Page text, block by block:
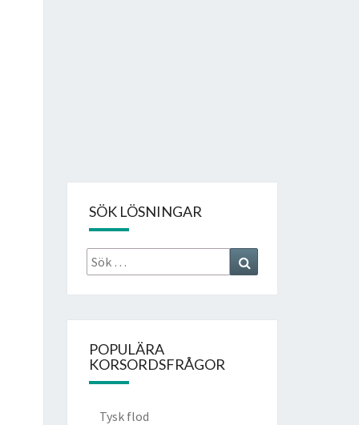
SÖK LÖSNINGAR
Sök
efter:
POPULÄRA
KORSORDSFRÅGOR
Tysk flod